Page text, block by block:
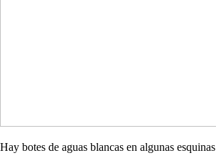
Hay botes de aguas blancas en algunas esquinas